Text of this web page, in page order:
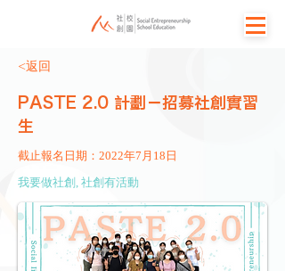
<返回
PASTE 2.0 計劃－招募社創實習
生
截止報名日期：2022年7月18日
我要做社創, 社創有活動